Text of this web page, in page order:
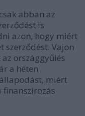
abban az
is
azon, hogy miért
szerződést. Vajon
országgyűlés
a héten
miért
finanszírozás